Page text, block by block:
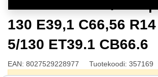
130 E39,1 C66,56
5/130 ET39.1 CB66.6
EAN: 8027529228977 Tuotekoodi: 357169